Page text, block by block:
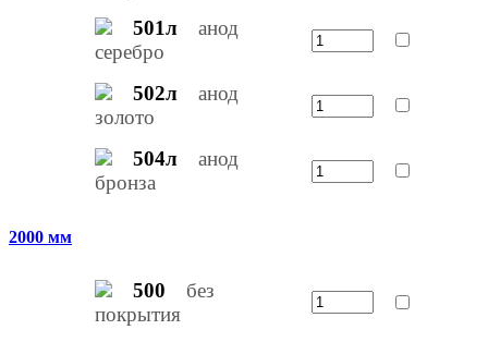
501л
анод
серебро
502л
анод
золото
504л
анод
бронза
2000 мм
500
без
покрытия